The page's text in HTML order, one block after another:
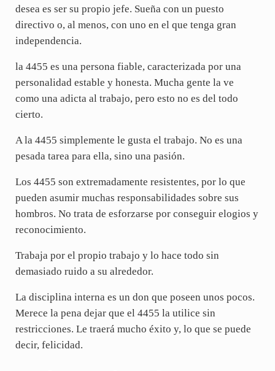
desea es ser su propio jefe. Sueña con un puesto
directivo o, al menos, con uno en el que tenga gran
independencia.
la 4455 es una persona fiable, caracterizada por una
personalidad estable y honesta. Mucha gente la ve
como una adicta al trabajo, pero esto no es del todo
cierto.
A la 4455 simplemente le gusta el trabajo. No es una
pesada tarea para ella, sino una pasión.
Los 4455 son extremadamente resistentes, por lo que
pueden asumir muchas responsabilidades sobre sus
hombros. No trata de esforzarse por conseguir elogios y
reconocimiento.
Trabaja por el propio trabajo y lo hace todo sin
demasiado ruido a su alrededor.
La disciplina interna es un don que poseen unos pocos.
Merece la pena dejar que el 4455 la utilice sin
restricciones. Le traerá mucho éxito y, lo que se puede
decir, felicidad.